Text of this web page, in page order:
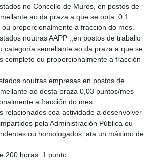
no Concello de Muros, en postos de
ao da praza a que se opta: 0,1
proporcionalmente a fracción do mes.
noutras AAPP .,en postos de traballo
categoría semellante ao da praza a que se
completo ou proporcionalmente a fracción
noutras empresas en postos de
ao desta praza 0,03 puntos/mes
a fracción do mes.
relacionados coa actividade a desenvolver
pola Administración Pública ou
ou homologados, ata un máximo de
200 horas: 1 punto